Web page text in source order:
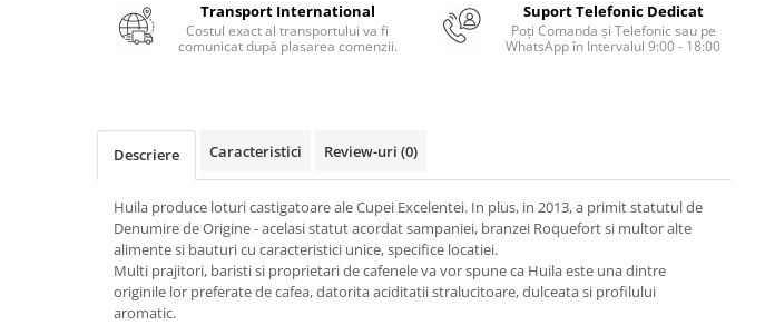
Medicina Pentru Toti
Starea de bine
Transport International
Costul exact al transportului va fi
comunicat după plasarea comenzii.
Suport Telefonic Dedicat
Poți Comanda și Telefonic sau pe
WhatsApp în Intervalul 9:00 - 18:00
Descriere Caracteristici Review-uri (0)
Huila produce loturi castigatoare ale Cupei Excelentei. In plus, in 2013, a primit statutul de
Denumire de Origine - acelasi statut acordat sampaniei, branzei Roquefort si multor alte
alimente si bauturi cu caracteristici unice, specifice locatiei.
Multi prajitori, baristi si proprietari de cafenele va vor spune ca Huila este una dintre
originile lor preferate de cafea, datorita aciditatii stralucitoare, dulceata si profilului
aromatic.